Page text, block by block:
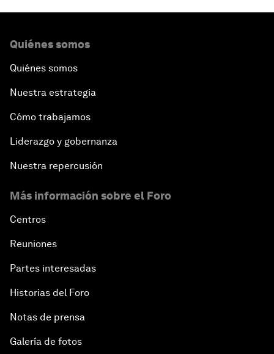
Quiénes somos
Quiénes somos
Nuestra estrategia
Cómo trabajamos
Liderazgo y gobernanza
Nuestra repercusión
Más información sobre el Foro
Centros
Reuniones
Partes interesadas
Historias del Foro
Notas de prensa
Galería de fotos